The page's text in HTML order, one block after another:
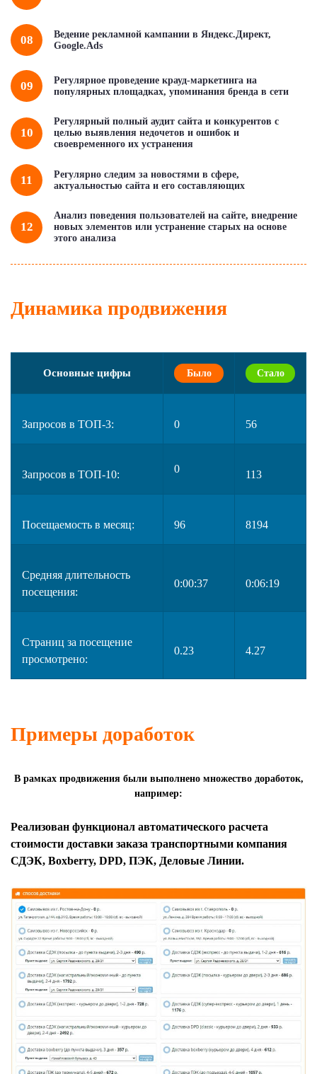
08
Ведение рекламной кампании в Яндекс.Директ,
Google.Ads
09
Регулярное проведение крауд-маркетинга на
популярных площадках, упоминания бренда в сети
10
Регулярный полный аудит сайта и конкурентов с
целью выявления недочетов и ошибок и
своевременного их устранения
11
Регулярно следим за новостями в сфере,
актуальностью сайта и его составляющих
12
Анализ поведения пользователей на сайте, внедрение
новых элементов или устранение старых на основе
этого анализа
Динамика продвижения
Основные цифры Было Стало
Запросов в ТОП-3: 0 56
Запросов в ТОП-10: 0 113
Посещаемость в месяц: 96 8194
Средняя длительность
посещения:
0:00:37 0:06:19
Страниц за посещение
просмотрено:
0.23 4.27
Примеры доработок
В рамках продвижения были выполнено множество доработок,
например:
Реализован функционал автоматического расчета
стоимости доставки заказа транспортными компания
СДЭК, Boxberry, DPD, ПЭК, Деловые Линии.